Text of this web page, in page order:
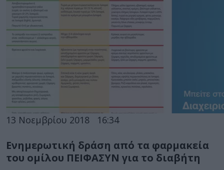
13 Νοεμβρίου 2018 16:34
Ενημερωτική δράση από τα φαρμακεία
του ομίλου ΠΕΙΦΑΣΥΝ για το διαβήτη